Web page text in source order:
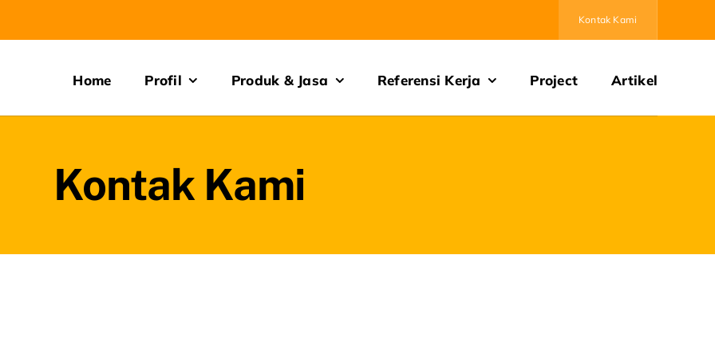
Kontak Kami
Home Profil Produk & Jasa Referensi Kerja Project Artikel
Kontak Kami